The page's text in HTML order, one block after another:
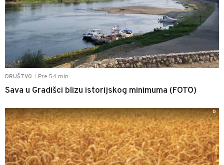
DRUŠTVO Pre 54 min
Sava u Gradišci blizu istorijskog minimuma (FOTO)
0